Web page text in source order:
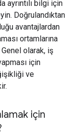
ayrıntılı bilgi için
Doğrulandıktan
avantajlardan
ortamlarına
olarak, iş
için
ve
için